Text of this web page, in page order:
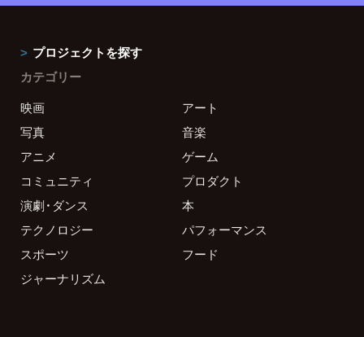
プロジェクトを探す
カテゴリー
映画
アート
写真
音楽
アニメ
ゲーム
コミュニティ
プロダクト
演劇・ダンス
本
テクノロジー
パフォーマンス
スポーツ
フード
ジャーナリズム